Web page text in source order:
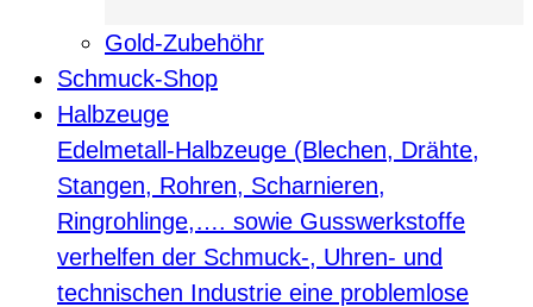
Gold-Zubehöhr
Schmuck-Shop
Halbzeuge
Edelmetall-Halbzeuge (Blechen, Drähte,
Stangen, Rohren, Scharnieren,
Ringrohlinge,…. sowie Gusswerkstoffe
verhelfen der Schmuck-, Uhren- und
technischen Industrie eine problemlose